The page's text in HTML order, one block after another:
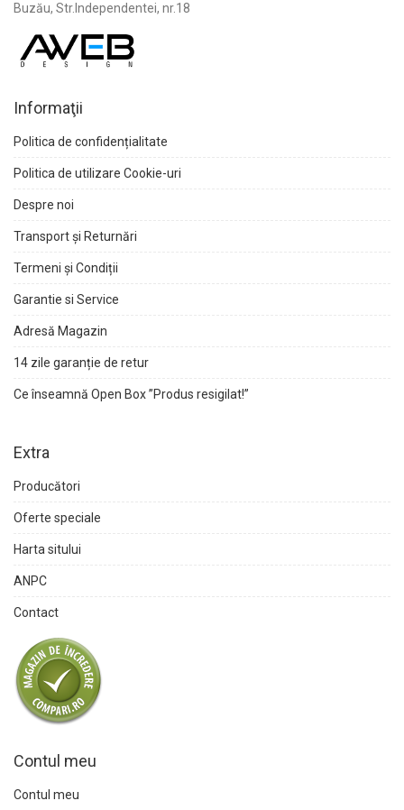
Buzău, Str.Independentei, nr.18
Informaţii
Politica de confidențialitate
Politica de utilizare Cookie-uri
Despre noi
Transport și Returnări
Termeni și Condiții
Garantie si Service
Adresă Magazin
14 zile garanție de retur
Ce înseamnă Open Box ”Produs resigilat!”
Extra
Producători
Oferte speciale
Harta sitului
ANPC
Contact
Contul meu
Contul meu